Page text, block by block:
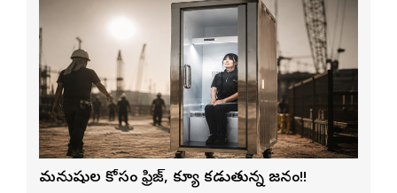
మనుషుల కోసం ఫ్రిజ్, క్యూ కడుతున్న జనం!!